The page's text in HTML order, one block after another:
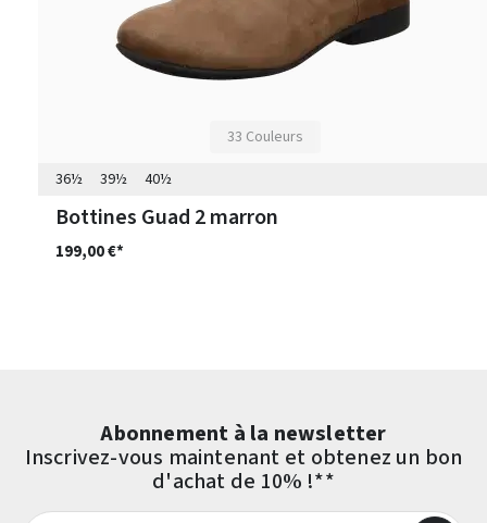
33 Couleurs
36½
39½ 40½
Bottines Guad 2 marron
199,00 €*
Abonnement à la newsletter
Inscrivez-vous maintenant et obtenez un bon
d'achat de 10% !**